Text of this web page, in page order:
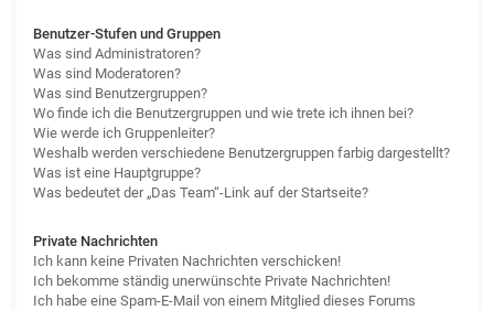
Benutzer-Stufen und Gruppen
Was sind Administratoren?
Was sind Moderatoren?
Was sind Benutzergruppen?
Wo finde ich die Benutzergruppen und wie trete ich ihnen bei?
Wie werde ich Gruppenleiter?
Weshalb werden verschiedene Benutzergruppen farbig dargestellt?
Was ist eine Hauptgruppe?
Was bedeutet der „Das Team“-Link auf der Startseite?
Private Nachrichten
Ich kann keine Privaten Nachrichten verschicken!
Ich bekomme ständig unerwünschte Private Nachrichten!
Ich habe eine Spam-E-Mail von einem Mitglied dieses Forums